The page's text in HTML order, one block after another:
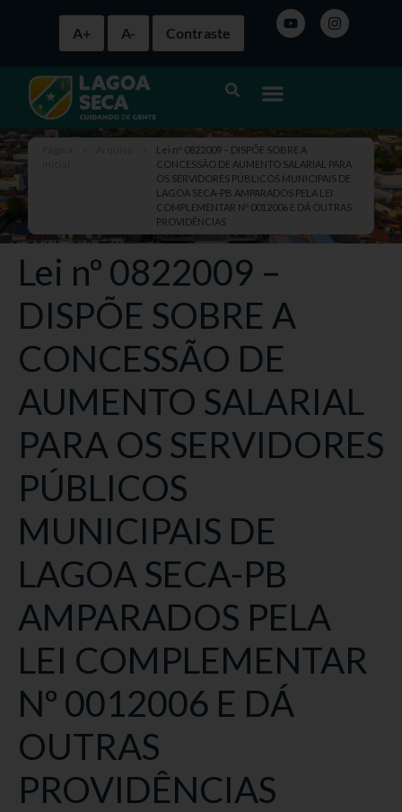
A+ A- Contraste
Lei nº 0822009 – DISPÕE SOBRE A
CONCESSÃO DE AUMENTO SALARIAL PARA
OS SERVIDORES PÚBLICOS MUNICIPAIS DE
LAGOA SECA-PB AMPARADOS PELA LEI
COMPLEMENTAR Nº 0012006 E DÁ OUTRAS
PROVIDÊNCIAS
Lei nº 0822009 –
DISPÕE SOBRE A
CONCESSÃO DE
AUMENTO SALARIAL
PARA OS SERVIDORES
PÚBLICOS
MUNICIPAIS DE
LAGOA SECA-PB
AMPARADOS PELA
LEI COMPLEMENTAR
Nº 0012006 E DÁ
OUTRAS
PROVIDÊNCIAS